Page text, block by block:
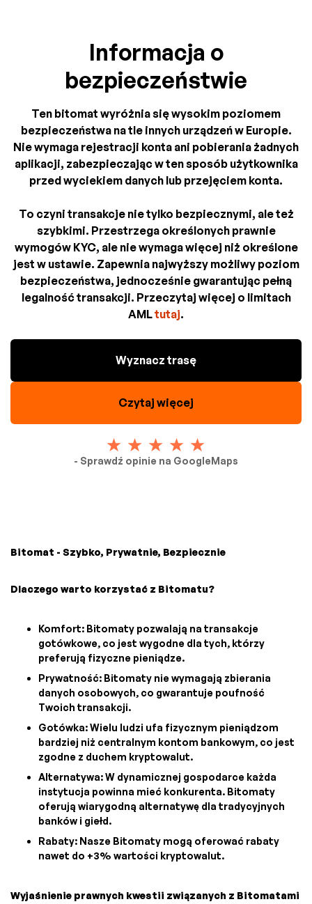
Informacja o
bezpieczeństwie
Ten bitomat wyróżnia się wysokim poziomem
bezpieczeństwa na tle innych urządzeń w Europie.
Nie wymaga rejestracji konta ani pobierania żadnych
aplikacji, zabezpieczając w ten sposób użytkownika
przed wyciekiem danych lub przejęciem konta.
To czyni transakcje nie tylko bezpiecznymi, ale też
szybkimi. Przestrzega określonych prawnie
wymogów KYC, ale nie wymaga więcej niż określone
jest w ustawie. Zapewnia najwyższy możliwy poziom
bezpieczeństwa, jednocześnie gwarantując pełną
legalność transakcji. Przeczytaj więcej o limitach
AMLtutaj.
Wyznacz trasę
Czytaj więcej
- Sprawdź opinie na GoogleMaps
Bitomat - Szybko, Prywatnie, Bezpiecznie
Dlaczego warto korzystać z Bitomatu?
Komfort: Bitomaty pozwalają na transakcje
gotówkowe, co jest wygodne dla tych, którzy
preferują fizyczne pieniądze.
Prywatność: Bitomaty nie wymagają zbierania
danych osobowych, co gwarantuje poufność
Twoich transakcji.
Gotówka: Wielu ludzi ufa fizycznym pieniądzom
bardziej niż centralnym kontom bankowym, co jest
zgodne z duchem kryptowalut.
Alternatywa: W dynamicznej gospodarce każda
instytucja powinna mieć konkurenta. Bitomaty
oferują wiarygodną alternatywę dla tradycyjnych
banków i giełd.
Rabaty: Nasze Bitomaty mogą oferować rabaty
nawet do +3% wartości kryptowalut.
Wyjaśnienie prawnych kwestii związanych z Bitomatami